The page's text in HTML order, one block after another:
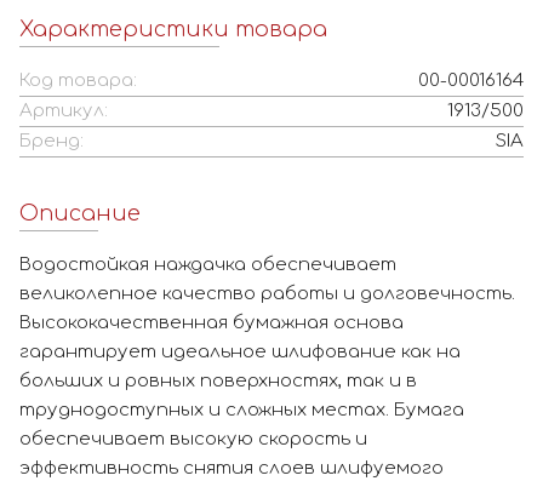
Характеристики товара
Код товара:
00-00016164
Артикул:
1913/500
Бренд:
SIA
Описание
Водостойкая наждачка обеспечивает
великолепное качество работы и долговечность.
Высококачественная бумажная основа
гарантирует идеальное шлифование как на
больших и ровных поверхностях, так и в
труднодоступных и сложных местах. Бумага
обеспечивает высокую скорость и
эффективность снятия слоев шлифуемого